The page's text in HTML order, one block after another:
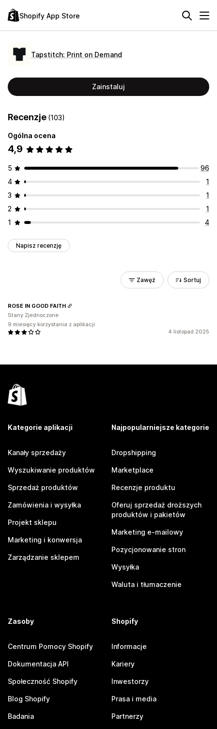
Shopify App Store
Tapstitch: Print on Demand
Zainstaluj
Recenzje (103)
Ogólna ocena
4,9
5
96
4
1
3
1
2
1
1
4
Napisz recenzję
Zawęź Sortuj
4 listopad 2025
ROSE IN GOOD FAITH
Stany Zjednoczone
9 miesięcy korzystania z aplikacji
Kategorie aplikacji
Kanały sprzedaży
Wyszukiwanie produktów
Sprzedaż produktów
Zamówienia i wysyłka
Projekt sklepu
Marketing i konwersja
Zarządzanie sklepem
Najpopularniejsze kategorie
Dropshipping
Marketplace
Recenzje produktu
Oferuj sprzedaż droższych
produktów i pakietów
Marketing e-mailowy
Pozycjonowanie stron
Wysyłka
Waluta i tłumaczenie
Zasoby
Centrum Pomocy Shopify
Dokumentacja API
Społeczność Shopify
Blog Shopify
Badania
Shopify
Informacje
Kariery
Inwestorzy
Prasa i media
Partnerzy